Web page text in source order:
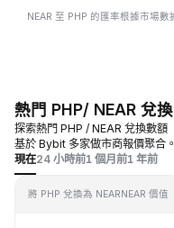
NEAR 至 PHP 的匯率根據市場數
熱門 PHP/ NEAR 兌換
探索熱門 PHP / NEAR 兌換數
基於 Bybit 多家做市商報價聚合。
現在24 小時前1 個月前1 年前
將 PHP 兌換為 NEARNEAR 價值